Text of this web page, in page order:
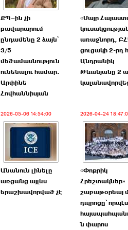
ՔՊ–ին չի
բավարարում
ընդամենը 2 ձայն՝
3/5
մեծամասնություն
ունենալու համար.
Արփինե
Հովհաննիսյան
«Մայր
առաջնորդ,
ցուցակի 2-րդ
Անդրանիկ
Թևանյանը 2
2026-05-06 14:54:00
Անանուն լինելը
առցանց այլևս
երաշխավորված չէ
2026-04-24
«Փոքրիկ
Հրեշտակներ»
շաբաթօրեայ
դպրոցը՝ որպէս
ն փարոս